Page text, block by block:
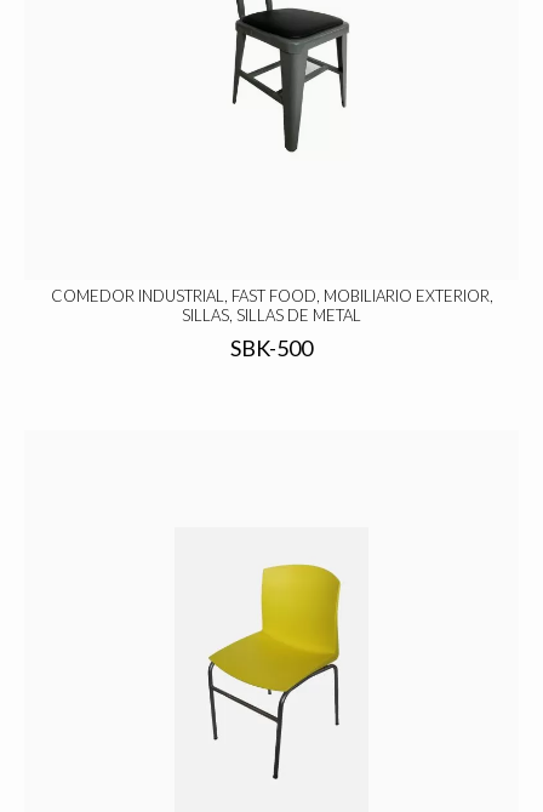
COMEDOR INDUSTRIAL, FAST FOOD, MOBILIARIO EXTERIOR,
SILLAS, SILLAS DE METAL
SBK-500